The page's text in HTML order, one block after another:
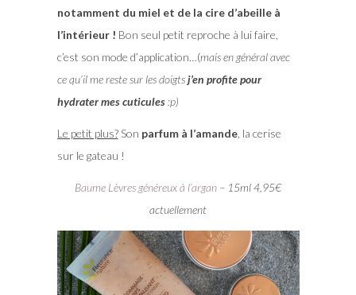
notamment du miel et de la cire d’abeille à
l’intérieur ! Bon seul petit reproche à lui faire,
c’est son mode d’application…(mais en général avec
ce qu’il me reste sur les doigtsj’en profite pour
hydrater mes cuticules:p)
Le petit plus?Son parfum à l’amande, la cerise
sur le gateau !
Baume Lèvres généreux à l’argan – 15ml 4,95€
actuellement